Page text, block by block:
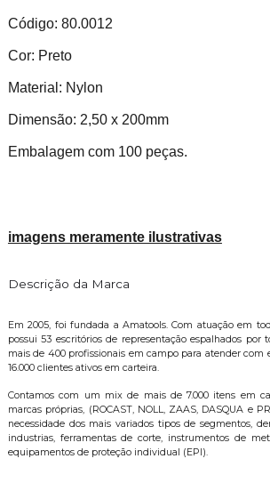
Código:
Cor: Preto
Material:
Dimensão: 2,50 x 200mm
Embalagem com 100 peças.
imagens meramente ilustrativas
Descrição da Marca
Em 2005, foi fundada a Amatools. Com atuação em
possui 53 escritórios de representação espalhados por
mais de 400 profissionais em campo para atender com
16.000 clientes ativos em carteira.
Contamos com um mix de mais de 7.000 itens em
marcas próprias, (ROCAST, NOLL, ZAAS, DASQUA e
necessidade dos mais variados tipos de segmentos,
industrias, ferramentas de corte, instrumentos de
equipamentos de proteção individual (EPI).